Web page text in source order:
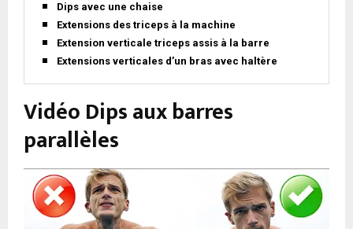
Dips avec une chaise
Extensions des triceps à la machine
Extension verticale triceps assis à la barre
Extensions verticales d’un bras avec haltère
Vidéo Dips aux barres
parallèles